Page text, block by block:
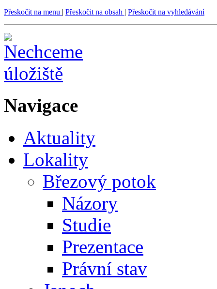
Přeskočit na menu | Přeskočit na obsah | Přeskočit na vyhledávání
Navigace
Aktuality
Lokality
Březový potok
Názory
Studie
Prezentace
Právní stav